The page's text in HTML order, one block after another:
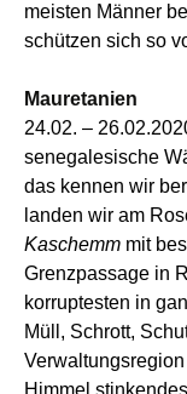
meisten Männer
schützen sich so
Mauretanien
24.02. – 26
senegalesische
das kennen wir
landen wir am
Kaschemm mit
Grenzpassage in
korruptesten in
Müll, Schrott,
Verwaltungsregion
Himmel stinkendes